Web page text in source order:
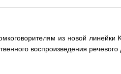
из новой
воспроизведения речевого